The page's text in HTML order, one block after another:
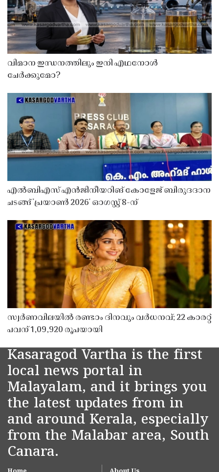
വിമാന ഇന്ധനത്തിലും ഇനി എഥനോൾ
ചേർക്കുമോ?
എൽബിഎസ് എൻജിനീയറിങ് കോളേജ് ബിരുദദാന
ചടങ്ങ് 'പ്രയാൺ 2026' ഓഗസ്റ്റ് 8-ന്
സ്വർണവിലയിൽ രണ്ടാം ദിനവും വർധനവ്; 22 കാരറ്റ്
പവന് 1,09,920 രൂപയായി
Kasaragod Vartha is the first
local news portal in
Malayalam, and it brings you
the latest updates from in
and around Kerala, especially
from the Malabar area, South
Canara.